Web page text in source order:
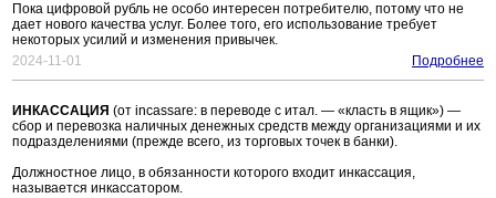
Пока цифровой рубль не особо интересен потребителю, потому что не
дает нового качества услуг. Более того, его использование требует
некоторых усилий и изменения привычек.
2024-11-01
Подробнее
ИНКАССАЦИЯ (от incassare: в переводе с итал. — «класть в ящик») —
сбор и перевозка наличных денежных средств между организациями и их
подразделениями (прежде всего, из торговых точек в банки).
Должностное лицо, в обязанности которого входит инкассация,
называется инкассатором.